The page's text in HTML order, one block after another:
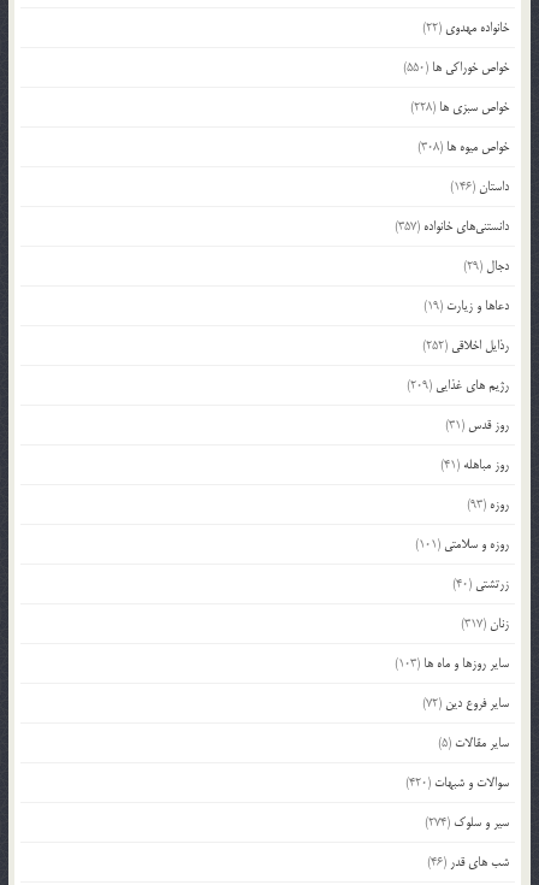
خانواده مهدوی (22)
خواص خوراکی ها (550)
خواص سبزی ها (228)
خواص میوه ها (308)
داستان(146)
دانستنی‌های خانواده (357)
دجال (29)
دعاها و زیارت (19)
رذایل اخلاقی (252)
رژیم های غذایی (209)
روز قدس (31)
روز مباهله (41)
روزه (93)
روزه و سلامتی (101)
زرتشتی (40)
زنان(317)
سایر روزها و ماه ها (103)
سایر فروع دین (72)
سایر مقالات (5)
سوالات و شبهات (420)
سیر و سلوک (274)
شب های قدر (46)